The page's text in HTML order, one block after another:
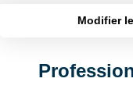
Modifier